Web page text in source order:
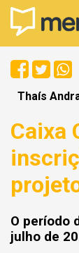
Thaís
Caixa
O período
julho de